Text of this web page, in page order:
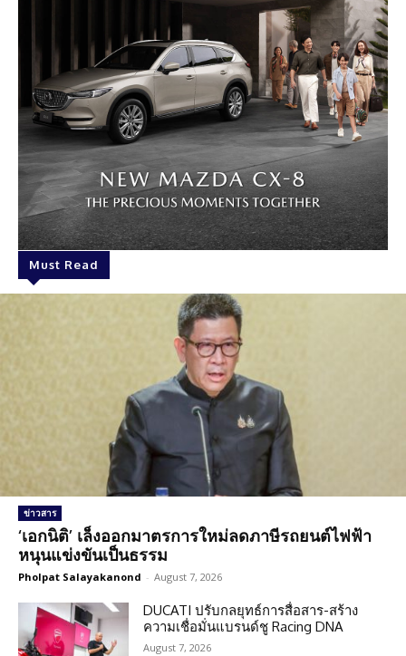
Must Read
ข่าวสาร
‘เอกนิติ’ เล็งออกมาตรการใหม่ลดภาษีรถยนต์ไฟฟ้า
หนุนแข่งขันเป็นธรรม
Pholpat Salayakanond - August 7, 2026
DUCATI ปรับกลยุทธ์การสื่อสาร-สร้าง
ความเชื่อมั่นแบรนด์ชู Racing DNA
August 7, 2026